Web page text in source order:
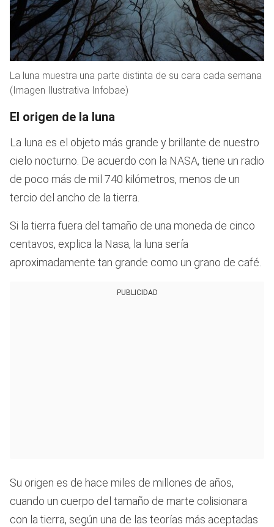
La luna muestra una parte distinta de su cara cada semana
(Imagen Ilustrativa Infobae)
El origen de la luna
La luna es el objeto más grande y brillante de nuestro
cielo nocturno. De acuerdo con la NASA, tiene un radio
de poco más de mil 740 kilómetros, menos de un
tercio del ancho de la tierra.
Si la tierra fuera del tamaño de una moneda de cinco
centavos, explica la Nasa, la luna sería
aproximadamente tan grande como un grano de café.
PUBLICIDAD
Su origen es de hace miles de millones de años,
cuando un cuerpo del tamaño de marte colisionara
con la tierra, según una de las teorías más aceptadas